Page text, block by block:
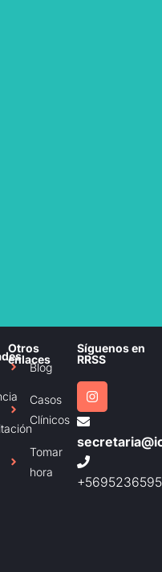
Otros
enlaces
Blog
Casos
Clínicos
Tomar
hora
Síguenos en
RRSS